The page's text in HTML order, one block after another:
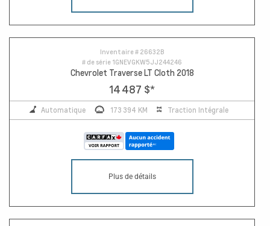
Inventaire # 26632B
# de série 1GNEVGKW5JJ244246
Chevrolet Traverse LT Cloth 2018
14 487 $*
Automatique 173 394 KM Traction Intégrale
Plus de détails